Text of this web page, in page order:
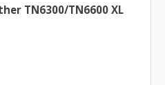
TN6300/TN6600 XL